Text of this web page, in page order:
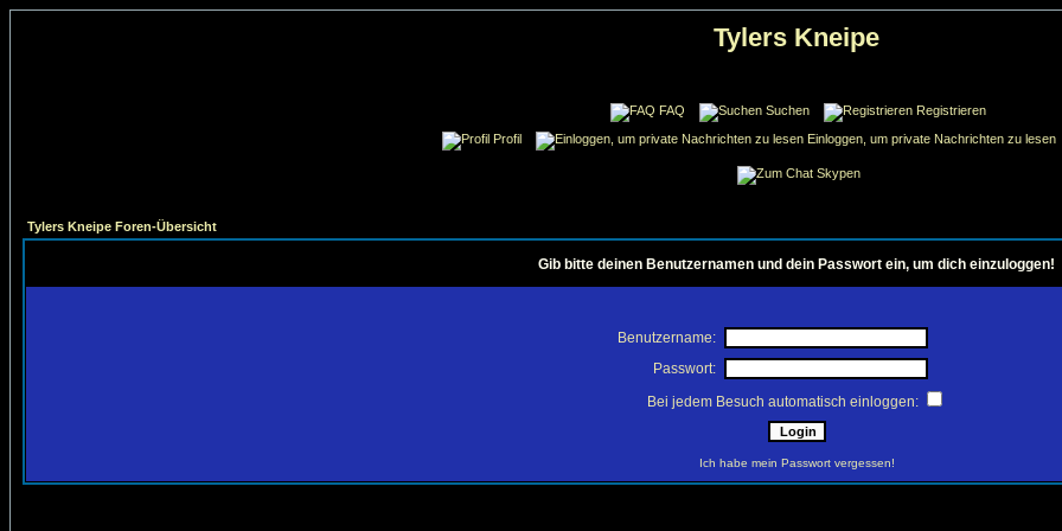
Tylers Kneipe
FAQ Suchen
Registrieren
Profil
Einloggen, um private Nachrichten zu lesen
Skypen
Tylers Kneipe Foren-Übersicht
Gib bitte deinen Benutzernamen und dein Passwort ein, um dich einzuloggen!
Benutzername:
Passwort:
Bei jedem Besuch automatisch einloggen:
Ich habe mein Passwort vergessen!